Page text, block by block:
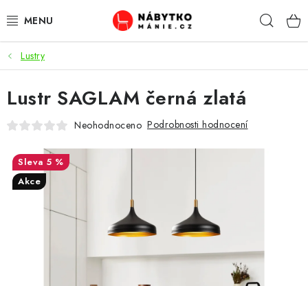
na
OBÝVACÍ POKOJ
KUCHYŇ A JÍDELNA
LOŽNICE
DĚTSKÝ POKOJ
KANCELÁŘ / PRACOVNA
Lustry
Lustr SAGLAM černá zlatá
Neohodnoceno Podrobnosti hodnocení
5 %
Akce